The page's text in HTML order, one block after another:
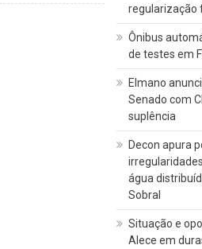
regularização
Ônibus
de testes em
Elmano
Senado com
suplência
Decon apura
água
Sobral
Situação e
Alece em